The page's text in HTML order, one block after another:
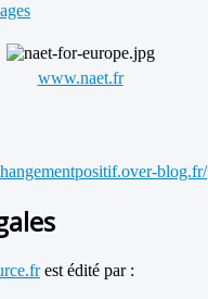
www.naet.fr
blog.fr/
est édité par :